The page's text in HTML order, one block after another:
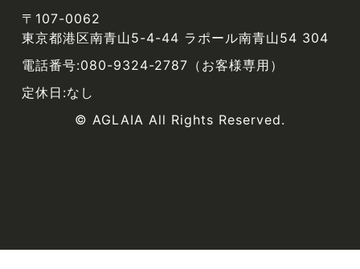
〒107-0062
東京都港区南青山5-4-44 ラポール南青山54 304
電話番号:080-9324-2787（お客様専用）
定休日:なし
© AGLAIA All Rights Reserved.